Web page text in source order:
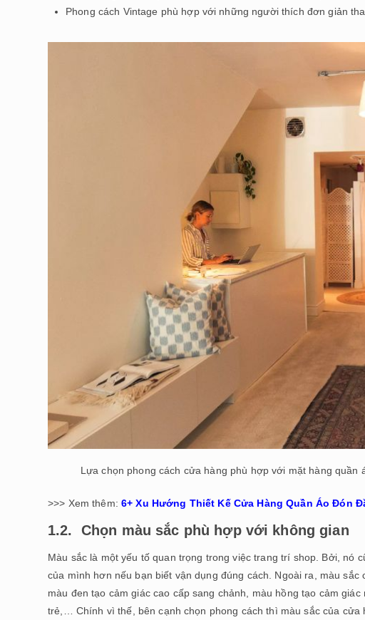
Phong cách Vintage phù hợp với những người thích đơn giản
Lựa chọn phong cách cửa hàng phù hợp với mặt hàng
>>> Xem thêm: 6+ Xu Hướng Thiết Kế Cửa Hàng Quần Áo Đón
1.2. Chọn màu sắc phù hợp với không gian
Màu sắc là một yếu tố quan trọng trong việc trang trí shop. Bởi, nó
của mình hơn nếu bạn biết vận dụng đúng cách. Ngoài ra, màu
màu đen tạo cảm giác cao cấp sang chảnh, màu hồng tạo cảm
trẻ,… Chính vì thế, bên cạnh chọn phong cách thì màu sắc của cửa